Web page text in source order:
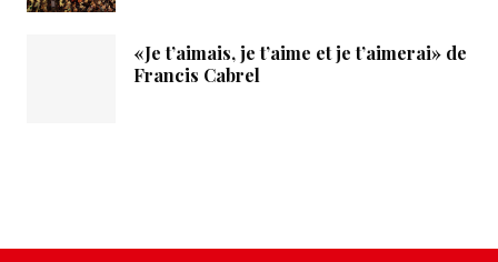
«Je t’aimais, je t’aime et je t’aimerai» de
Francis Cabrel